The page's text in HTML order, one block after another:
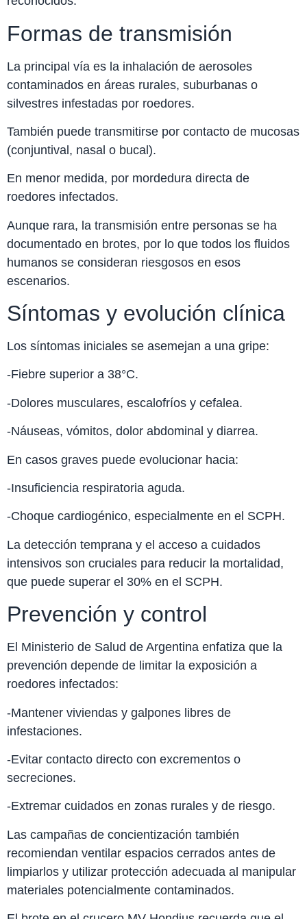
Formas de transmisión
La principal vía es la inhalación de aerosoles
contaminados en áreas rurales, suburbanas o
silvestres infestadas por roedores.
También puede transmitirse por contacto de mucosas
(conjuntival, nasal o bucal).
En menor medida, por mordedura directa de
roedores infectados.
Aunque rara, la transmisión entre personas se ha
documentado en brotes, por lo que todos los fluidos
humanos se consideran riesgosos en esos
escenarios.
Síntomas y evolución clínica
Los síntomas iniciales se asemejan a una gripe:
-Fiebre superior a 38°C.
-Dolores musculares, escalofríos y cefalea.
-Náuseas, vómitos, dolor abdominal y diarrea.
En casos graves puede evolucionar hacia:
-Insuficiencia respiratoria aguda.
-Choque cardiogénico, especialmente en el SCPH.
La detección temprana y el acceso a cuidados
intensivos son cruciales para reducir la mortalidad,
que puede superar el 30% en el SCPH.
Prevención y control
El Ministerio de Salud de Argentina enfatiza que la
prevención depende de limitar la exposición a
roedores infectados:
-Mantener viviendas y galpones libres de
infestaciones.
-Evitar contacto directo con excrementos o
secreciones.
-Extremar cuidados en zonas rurales y de riesgo.
Las campañas de concientización también
recomiendan ventilar espacios cerrados antes de
limpiarlos y utilizar protección adecuada al manipular
materiales potencialmente contaminados.